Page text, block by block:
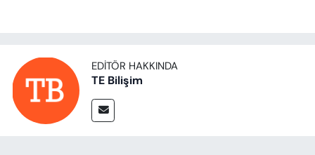
EDITÖR HAKKINDA
TE Bilişim